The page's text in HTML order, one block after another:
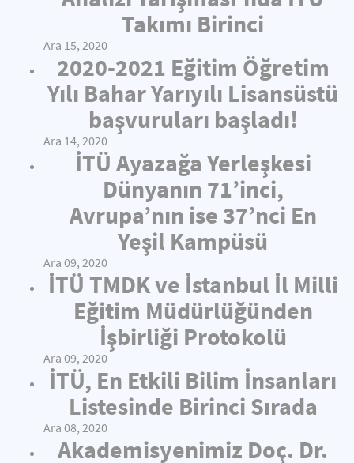
Takımı Birinci
Ara 15, 2020
2020-2021 Eğitim Öğretim
Yılı Bahar Yarıyılı Lisansüstü
başvuruları başladı!
Ara 14, 2020
İTÜ Ayazağa Yerleşkesi
Dünyanın 71’inci,
Avrupa’nın ise 37’nci En
Yeşil Kampüsü
Ara 09, 2020
İTÜ TMDK ve İstanbul İl Milli
Eğitim Müdürlüğünden
İşbirliği Protokolü
Ara 09, 2020
İTÜ, En Etkili Bilim İnsanları
Listesinde Birinci Sırada
Ara 08, 2020
Akademisyenimiz Doç. Dr.